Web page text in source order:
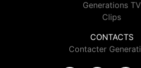
Generations TV
Clips
CONTACTS
Contacter